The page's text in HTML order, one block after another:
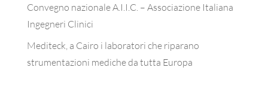
Convegno nazionale A.I.I.C. – Associazione Italiana
Ingegneri Clinici
Mediteck, a Cairo i laboratori che riparano
strumentazioni mediche da tutta Europa